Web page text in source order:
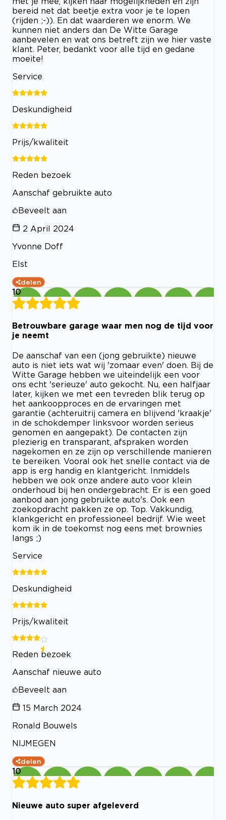
bereid net dat beetje extra voor je te lopen
(rijden ;-)). En dat waarderen we enorm. We
kunnen niet anders dan De Witte Garage
aanbevelen en wat ons betreft zijn we hier vaste
klant. Peter, bedankt voor alle tijd en gedane
moeite!
Service
Deskundigheid
Prijs/kwaliteit
Reden bezoek
Aanschaf gebruikte auto
Beveelt aan
2 April 2024
Yvonne Doff
Elst
delen
10
Betrouwbare garage waar men nog de tijd voor
je neemt
De aanschaf van een (jong gebruikte) nieuwe
auto is niet iets wat wij 'zomaar even' doen. Bij de
Witte Garage hebben we uiteindelijk een voor
ons echt 'serieuze' auto gekocht. Nu, een halfjaar
later, kijken we met een tevreden blik terug op
het aankoopproces en de ervaringen met
garantie (achteruitrij camera en blijvend 'kraakje'
in de schokdemper linksvoor worden serieus
genomen en aangepakt). De contacten zijn
plezierig en transparant, afspraken worden
nagekomen en ze zijn op verschillende manieren
te bereiken. Vooral ook het snelle contact via de
app is erg handig en klantgericht. Inmiddels
hebben we ook onze andere auto voor klein
onderhoud bij hen ondergebracht. Er is een goed
aanbod aan jong gebruikte auto's. Ook een
zoekopdracht pakken ze op. Top. Vakkundig,
klankgericht en professioneel bedrijf. Wie weet
kom ik in de toekomst nog eens met brownies
langs ;)
Service
Deskundigheid
Prijs/kwaliteit
Reden bezoek
Aanschaf nieuwe auto
Beveelt aan
15 March 2024
Ronald Bouwels
NIJMEGEN
delen
10
Nieuwe auto super afgeleverd